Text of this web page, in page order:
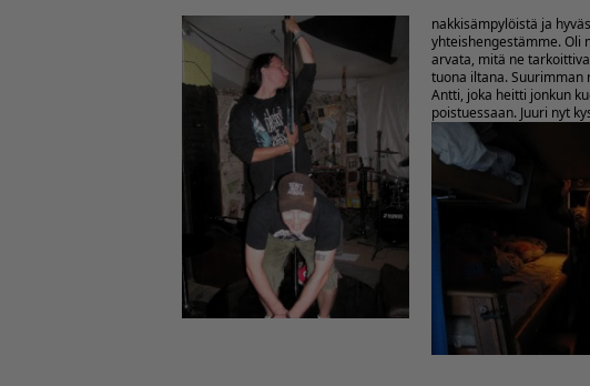
nakkisämpylöistä ja
yhteishengestämme. Oli
arvata, mitä ne
tuona iltana. Suurimman
Antti, joka heitti jonkun
poistuessaan. Juuri nyt